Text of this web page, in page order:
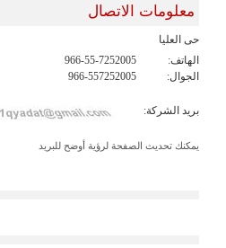
معلومات الاتصال
حى العليا
الهاتف:
966-55-7252005
الجوال:
966-557252005
بريد الشركة:
يمكنك تحديث الصفحة لرؤية أوضح للبريد